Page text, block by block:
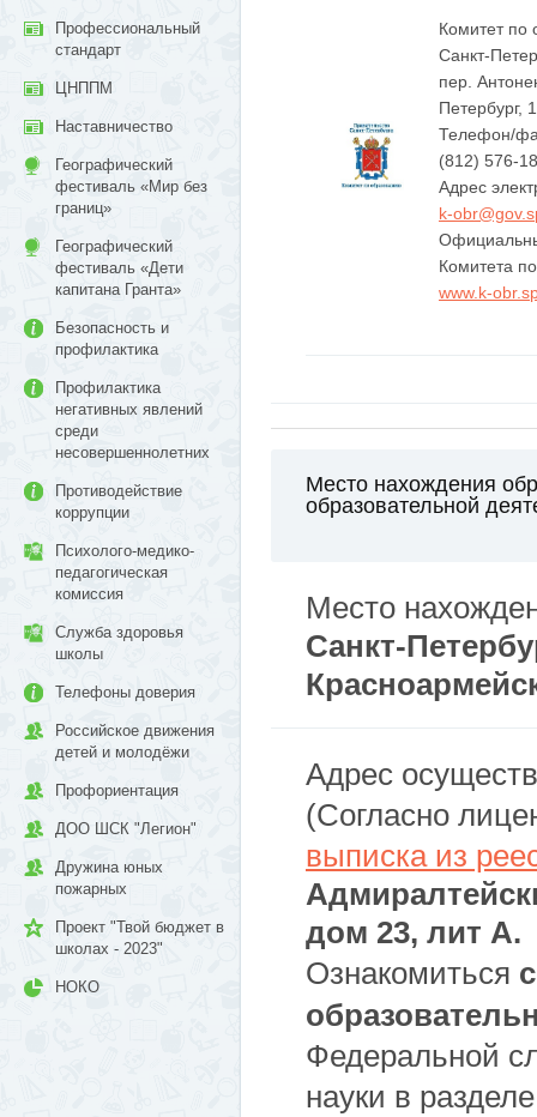
Профессиональный
стандарт
ЦНППМ
Наставничество
Географический
фестиваль «Мир без
границ»
Географический
фестиваль «Дети
капитана Гранта»
Безопасность и
профилактика
Профилактика
негативных явлений
среди
несовершеннолетних
Противодействие
коррупции
Психолого-медико-
педагогическая
комиссия
Служба здоровья
школы
Телефоны доверия
Российское движения
детей и молодёжи
Профориентация
ДОО ШСК "Легион"
Дружина юных
пожарных
Проект "Твой бюджет в
школах - 2023"
НОКО
Комитет по
Санкт-
пер.
Петербург,
Телефон/
(812) 576-
Адрес
k-
Комитета
www.k-
Место нахождения
образовательной
Место
Санкт-
Адрес
(Согласно
выписка из
дом 23, лит А.
Ознакомиться
Федеральной
науки в